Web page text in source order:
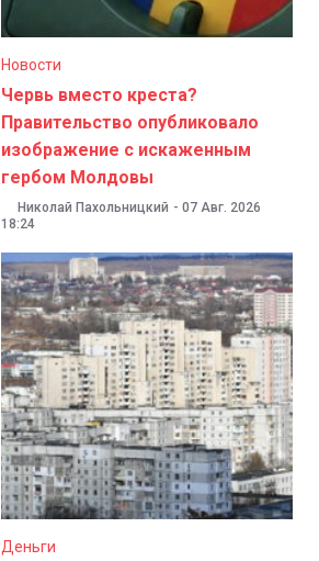
Новости
Червь вместо креста?
Правительство опубликовало
изображение с искаженным
гербом Молдовы
Николай Пахольницкий - 07 Авг. 2026
18:24
Деньги